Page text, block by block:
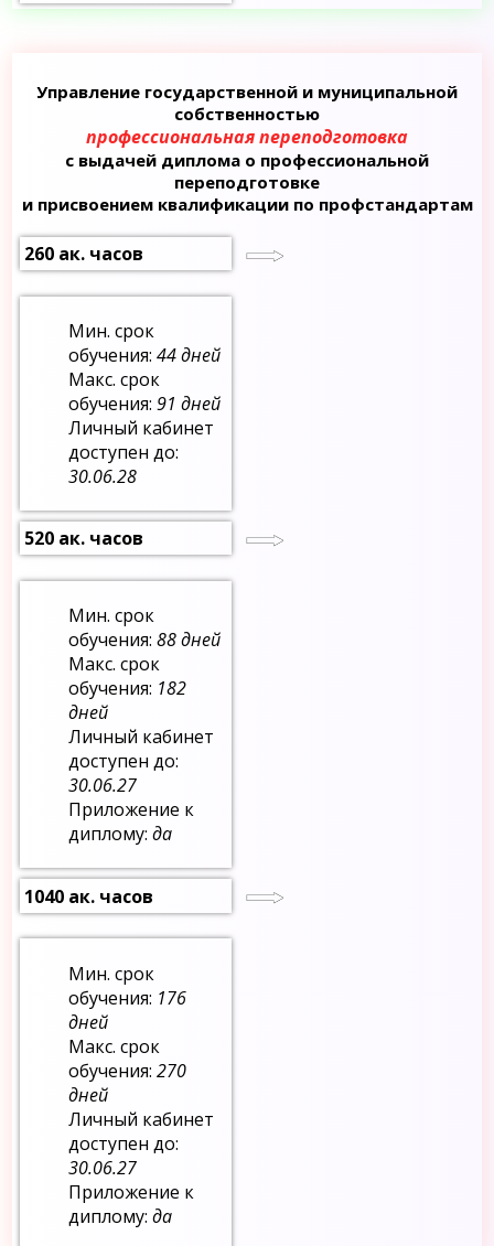
Управление государственной и муниципальной
собственностью
профессиональная переподготовка
с выдачей диплома о профессиональной
переподготовке
и присвоением квалификации по профстандартам
260 ак. часов
Мин. срок
обучения:44 дней
Макс. срок
обучения:91 дней
Личный кабинет
доступен до:
30.06.28
520 ак. часов
Мин. срок
обучения:88 дней
Макс. срок
обучения: 182
дней
Личный кабинет
доступен до:
30.06.27
Приложение к
диплому:да
1040 ак. часов
Мин. срок
обучения: 176
дней
Макс. срок
обучения:270
дней
Личный кабинет
доступен до:
30.06.27
Приложение к
диплому:да